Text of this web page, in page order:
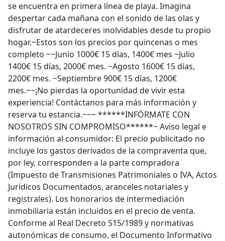
se encuentra en primera línea de playa. Imagina
despertar cada mañana con el sonido de las olas y
disfrutar de atardeceres inolvidables desde tu propio
hogar.~Estos son los precios por quincenas o mes
completo ~~Junio 1000€ 15 días, 1400€ mes ~Julio
1400€ 15 días, 2000€ mes. ~Agosto 1600€ 15 días,
2200€ mes. ~Septiembre 900€ 15 días, 1200€
mes.~~¡No pierdas la oportunidad de vivir esta
experiencia! Contáctanos para más información y
reserva tu estancia.~~~ ******INFÓRMATE CON
NOSOTROS SIN COMPROMISO******~ Aviso legal e
información al consumidor: El precio publicitado no
incluye los gastos derivados de la compraventa que,
por ley, corresponden a la parte compradora
(Impuesto de Transmisiones Patrimoniales o IVA, Actos
Jurídicos Documentados, aranceles notariales y
registrales). Los honorarios de intermediación
inmobiliaria están incluidos en el precio de venta.
Conforme al Real Decreto 515/1989 y normativas
autonómicas de consumo, el Documento Informativo